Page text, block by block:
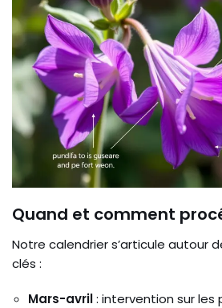
Quand et comment
Notre calendrier s’articule autour
clés :
Mars-avril: intervention sur les